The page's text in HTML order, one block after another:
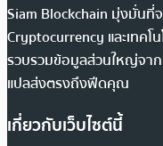
Siam Blockchain มุ่งมั่นที่
Cryptocurrency และเทคโ
รวบรวมข้อมูลส่วนใหญ่จาก
แปลส่งตรงถึงฟีดคุณ
เกี่ยวกับเว็บไซต์นี้